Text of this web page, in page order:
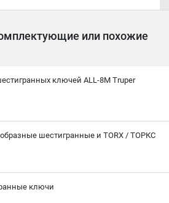
или похожие
ключей ALL-8M Truper
шестигранные и TORX / ТOРКС
ключи